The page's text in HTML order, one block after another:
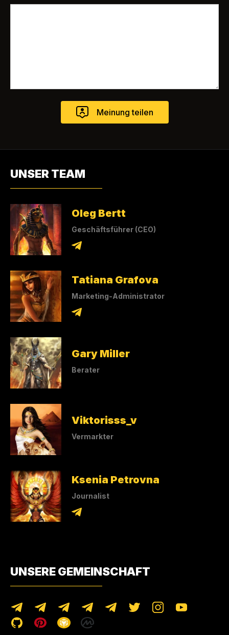
UNSER TEAM
Oleg Bertt
Geschäftsführer (CEO)
Tatiana Grafova
Marketing-Administrator
Gary Miller
Berater
Viktorisss_v
Vermarkter
Ksenia Petrovna
Journalist
UNSERE GEMEINSCHAFT